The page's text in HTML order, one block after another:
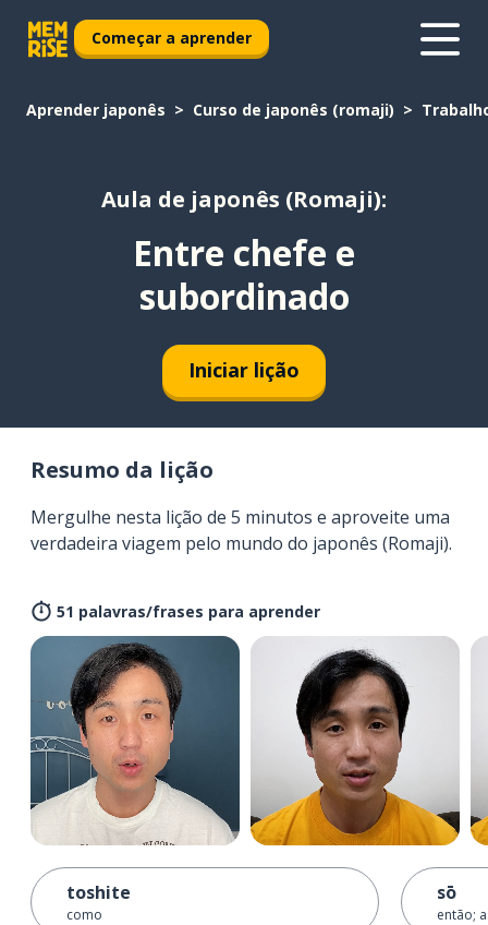
Começar a aprender
Aprender japonês Curso de japonês (romaji)
Aula de japonês (Romaji):
Entre chefe e
subordinado
Iniciar lição
Resumo da lição
Mergulhe nesta lição de 5 minutos e aproveite uma
verdadeira viagem pelo mundo do japonês (Romaji).
51 palavras/frases para aprender
toshite
como
sō
então;